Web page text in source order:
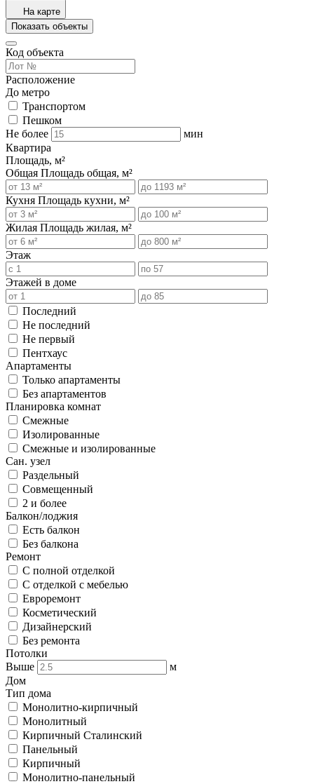
На карте
Показать объекты
Код объекта
Расположение
До метро
Транспортом
Пешком
Не более
мин
Квартира
Площадь, м²
Общая Площадь общая, м²
Кухня Площадь кухни, м²
Жилая Площадь жилая, м²
Этаж
Этажей в доме
Последний
Не последний
Не первый
Пентхаус
Апартаменты
Только апартаменты
Без апартаментов
Планировка комнат
Смежные
Изолированные
Смежные и изолированные
Сан. узел
Раздельный
Совмещенный
2 и более
Балкон/лоджия
Есть балкон
Без балкона
Ремонт
С полной отделкой
С отделкой с мебелью
Евроремонт
Косметический
Дизайнерский
Без ремонта
Потолки
Выше
м
Дом
Тип дома
Монолитно-кирпичный
Монолитный
Кирпичный Сталинский
Панельный
Кирпичный
Монолитно-панельный